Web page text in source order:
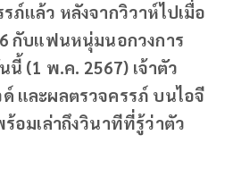
ภ์แล้ว หลังจากวิวาห์ไปเมื่อ
กับแฟนหนุ่มนอกวงการ
นี้ (1 พ.ค. 2567) เจ้าตัว
และผลตรวจครรภ์ บนไอจี
อมเล่าถึงวินาทีที่รู้ว่าตัว